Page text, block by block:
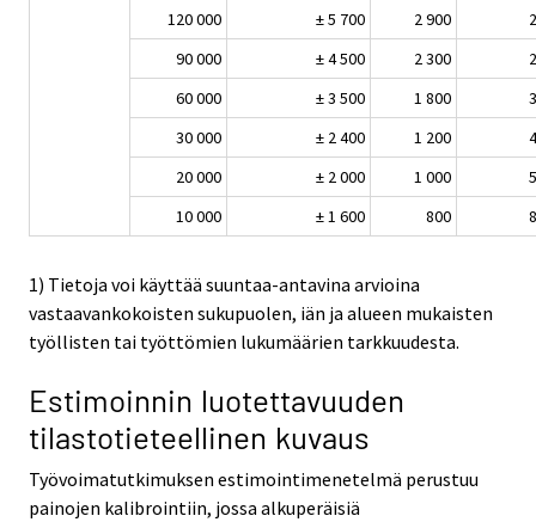
120 000 ± 5 700 2 900
90 000
± 4 500 2 300
60 000
± 3 500 1 800
30 000
± 2 400 1 200
20 000
± 2 000 1 000
10 000
± 1 600 800
1) Tietoja voi käyttää suuntaa-antavina arvioina
vastaavankokoisten sukupuolen, iän ja alueen mukaisten
työllisten tai työttömien lukumäärien tarkkuudesta.
Estimoinnin luotettavuuden
tilastotieteellinen kuvaus
Työvoimatutkimuksen estimointimenetelmä perustuu
painojen kalibrointiin, jossa alkuperäisiä